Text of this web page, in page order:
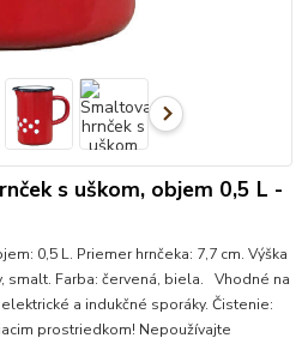
s uškom, objem 0,5 L -
0,5 L. Priemer hrnčeka: 7,7 cm. Výška
smalt. Farba: červená, biela. Vhodné na
a indukčné sporáky. Čistenie:
prostriedkom! Nepoužívajte